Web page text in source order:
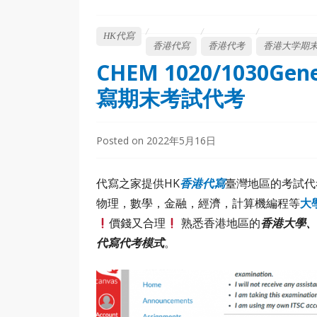
HK代寫
香港代寫
香港代考 香港大学期
CHEM 1020/
寫期末考試代考
Posted on 2022年5月16日
代寫之家提供HK香港代寫臺灣地區的考試
物理，數學，金融，經濟，計算機編程等大
價錢又合理
熟悉香港地區的香港大學
代寫代考模式。